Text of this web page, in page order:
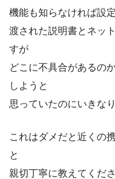
機能も知らなければ設
渡された説明書とネッ
すが
どこに不具合があるの
しようと
思っていたのにいきな
これはダメだと近くの
と
親切丁寧に教えてくださ